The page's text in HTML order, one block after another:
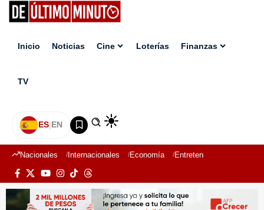
Inicio Noticias Cine Loterías Finanzas
TV
ES|EN
Nacionales Internacionales Economía Entretenimiento